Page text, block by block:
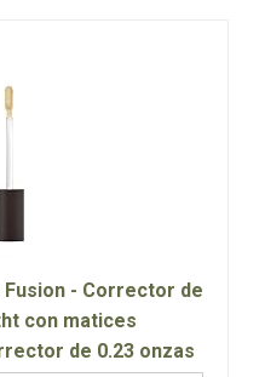
- Corrector de
con matices
de 0.23 onzas